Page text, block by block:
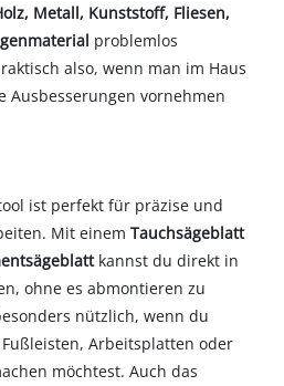
Metall, Kunststoff, Fliesen,
problemlos
also, wenn man im Haus
Ausbesserungen vornehmen
ist perfekt für präzise und
Mit einem Tauchsägeblatt
kannst du direkt in
ohne es abmontieren zu
nützlich, wenn du
Arbeitsplatten oder
möchtest. Auch das